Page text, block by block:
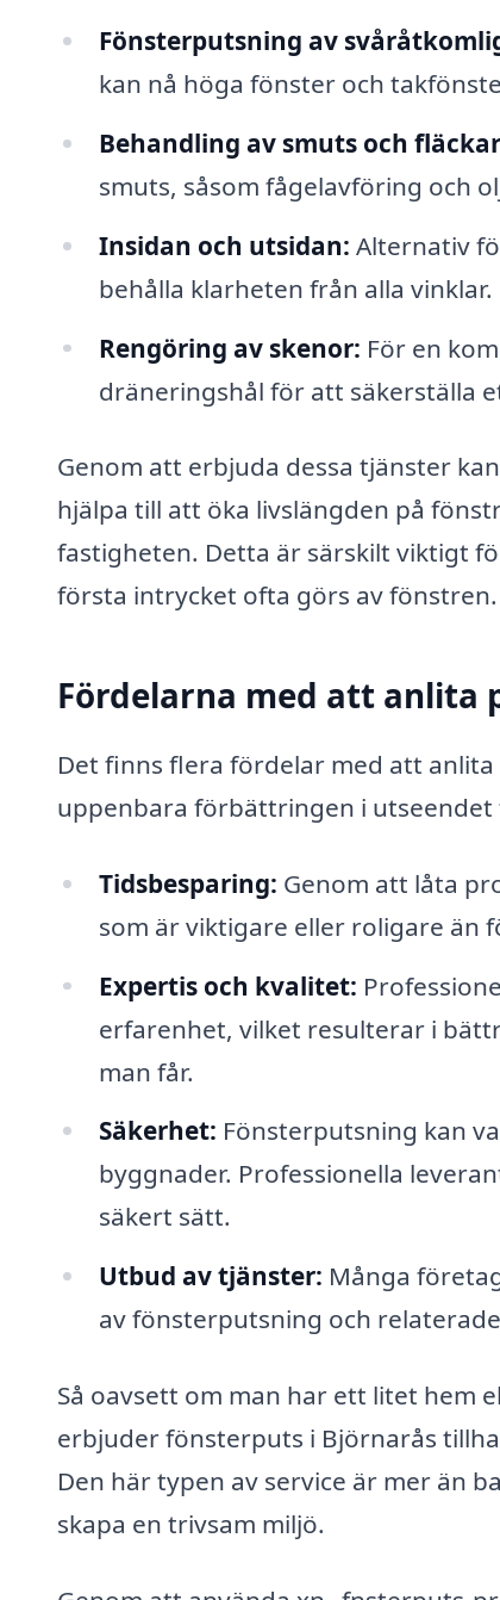
Fönsterputsning av
kan nå höga fönster och
Behandling av smuts och
smuts, såsom fågelavföring och
Insidan och utsidan: Alternativ
behålla klarheten från alla vinklar.
Rengöring av skenor: För en
dräneringshål för att säkerställa
Genom att erbjuda dessa tjänster
hjälpa till att öka livslängden på
fastigheten. Detta är särskilt viktigt
första intrycket ofta görs av fönstren.
Fördelarna med att anlita
Det finns flera fördelar med att
uppenbara förbättringen i
Tidsbesparing: Genom att låta
som är viktigare eller roligare än
Expertis och kvalitet:
erfarenhet, vilket resulterar i
man får.
Säkerhet: Fönsterputsning kan
byggnader. Professionella
säkert sätt.
Utbud av tjänster: Många
av fönsterputsning och
Så oavsett om man har ett litet hem
erbjuder fönsterputs i Björnarås
Den här typen av service är mer än
skapa en trivsam miljö.